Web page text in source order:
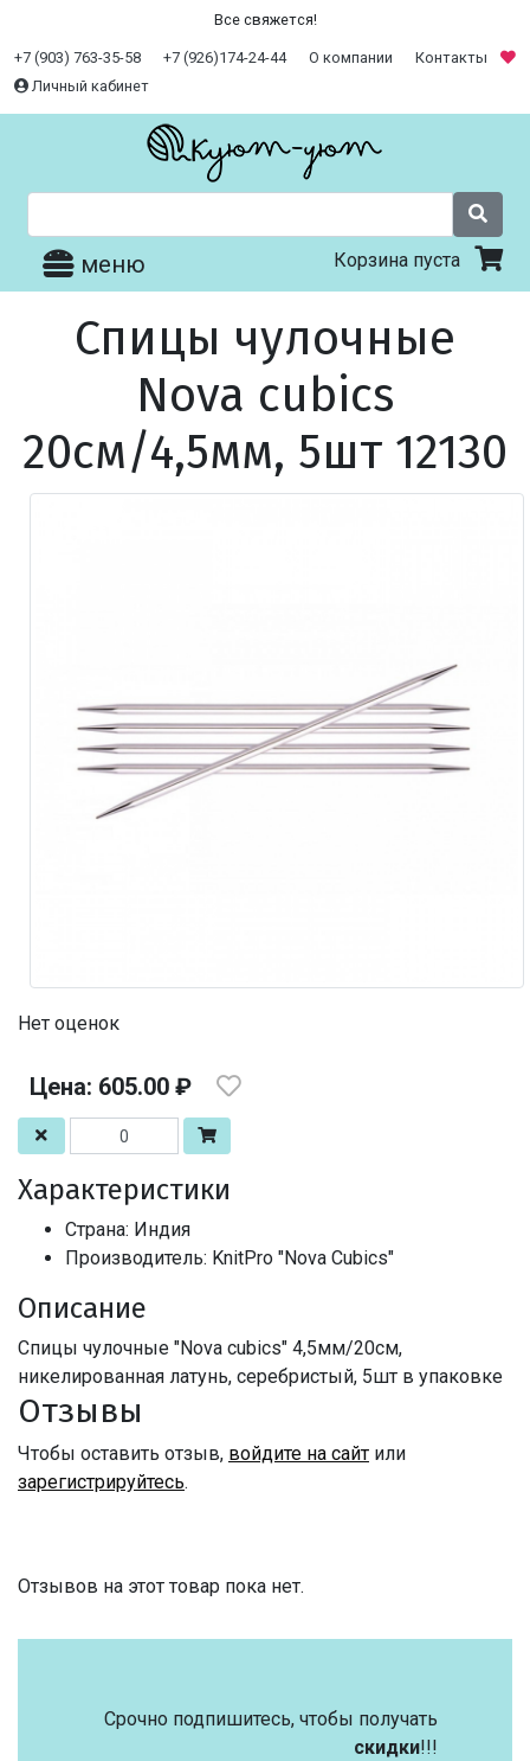
Все свяжется!
+7 (903) 763-35-58 +7 (926)174-24-44 О компании
Контакты
Личный кабинет
меню Корзина пуста
Спицы чулочные
Nova cubics
20см/4,5мм, 5шт 12130
Нет оценок
Цена: 605.00 ₽
Характеристики
Страна: Индия
Производитель: KnitPro "Nova Cubics"
Описание
Спицы чулочные "Nova cubics" 4,5мм/20см,
никелированная латунь, серебристый, 5шт в упаковке
Отзывы
Чтобы оставить отзыв, войдите на сайт или
зарегистрируйтесь.
Отзывов на этот товар пока нет.
Срочно подпишитесь, чтобы получать
скидки!!!